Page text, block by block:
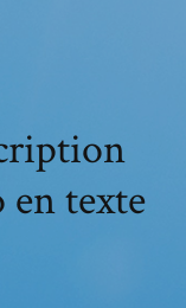
en texte